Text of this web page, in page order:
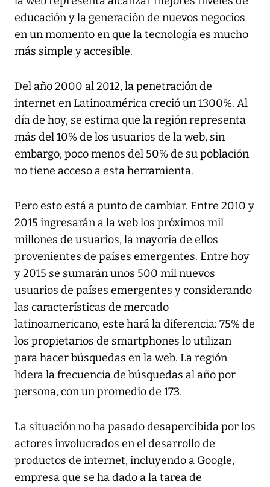
educación y la generación de nuevos negocios
en un momento en que la tecnología es mucho
más simple y accesible.
Del año 2000 al 2012, la penetración de
internet en Latinoamérica creció un 1300%. Al
día de hoy, se estima que la región representa
más del 10% de los usuarios de la web, sin
embargo, poco menos del 50% de su población
no tiene acceso a esta herramienta.
Pero esto está a punto de cambiar. Entre 2010 y
2015 ingresarán a la web los próximos mil
millones de usuarios, la mayoría de ellos
provenientes de países emergentes. Entre hoy
y 2015 se sumarán unos 500 mil nuevos
usuarios de países emergentes y considerando
las características de mercado
latinoamericano, este hará la diferencia: 75% de
los propietarios de smartphones lo utilizan
para hacer búsquedas en la web. La región
lidera la frecuencia de búsquedas al año por
persona, con un promedio de 173.
La situación no ha pasado desapercibida por los
actores involucrados en el desarrollo de
productos de internet, incluyendo a Google,
empresa que se ha dado a la tarea de